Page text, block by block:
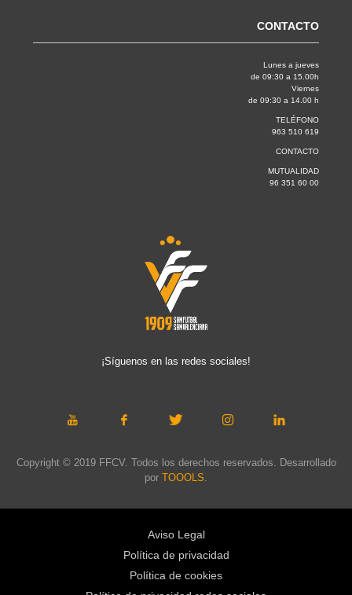
CONTACTO
Lunes a jueves
de 09:30 a 15.00h
Viernes
de 09:30 a 14.00 h
TELÉFONO
963 510 619
CONTACTO
MUTUALIDAD
96 351 60 00
¡Síguenos en las redes sociales!
Copyright © 2019 FFCV. Todos los derechos reservados. Desarrollado
por TOOOLS.
Aviso Legal
Política de privacidad
Política de cookies